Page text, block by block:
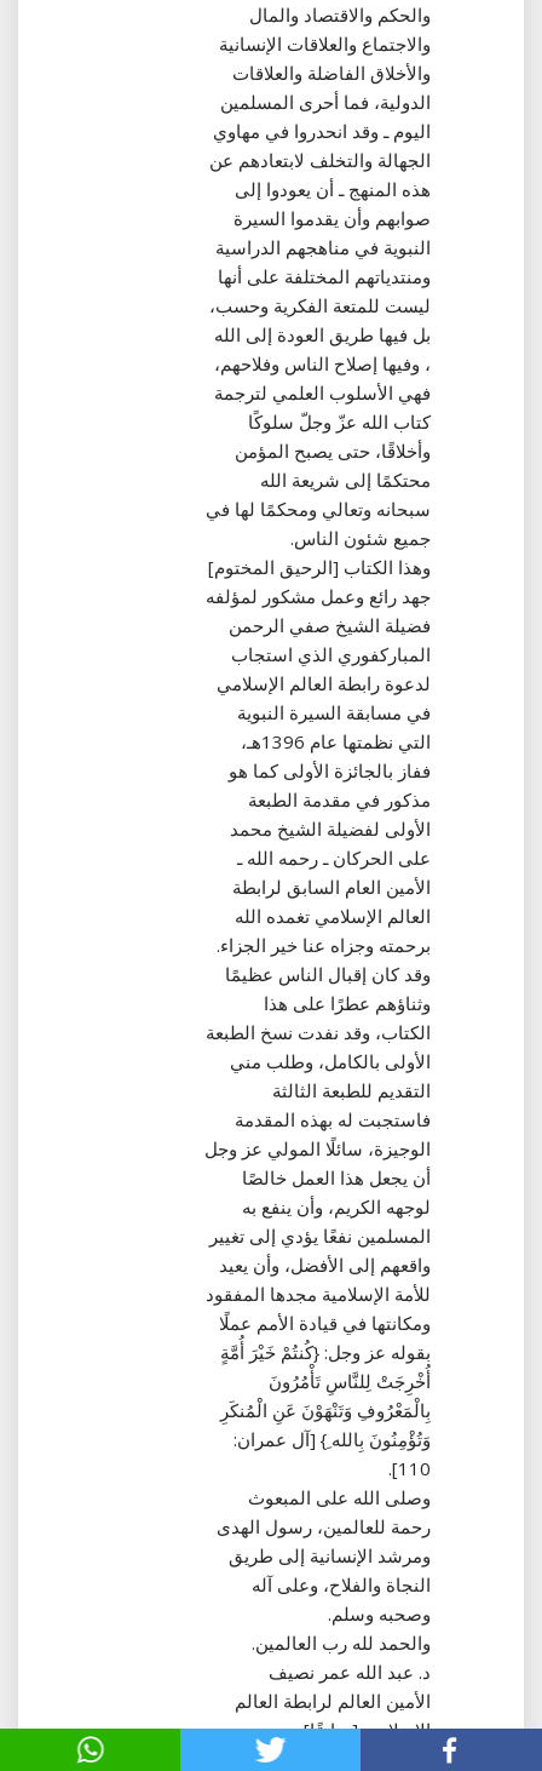
والحكم والاقتصاد والمال
والاجتماع والعلاقات الإنسانية
والأخلاق الفاضلة والعلاقات
الدولية، فما أحرى المسلمين
اليوم ـ وقد انحدروا في مهاوي
الجهالة والتخلف لابتعادهم عن
هذه المنهج ـ أن يعودوا إلى
صوابهم وأن يقدموا السيرة
النبوية في مناهجهم الدراسية
ومنتدياتهم المختلفة على أنها
ليست للمتعة الفكرية وحسب،
بل فيها طريق العودة إلى الله
، وفيها إصلاح الناس وفلاحهم،
فهي الأسلوب العلمي لترجمة
كتاب الله عزّ وجلّ سلوكًا
وأخلاقًا، حتى يصبح المؤمن
محتكمًا إلى شريعة الله
سبحانه وتعالي ومحكمًا لها في
جميع شئون الناس‏.‏
وهذا الكتاب ‏[‏الرحيق المختوم‏]‏
جهد رائع وعمل مشكور لمؤلفه
فضيلة الشيخ صفي الرحمن
المباركفوري الذي استجاب
لدعوة رابطة العالم الإسلامي
في مسابقة السيرة النبوية
التي نظمتها عام 1396هـ،
ففاز بالجائزة الأولى كما هو
مذكور في مقدمة الطبعة
الأولى لفضيلة الشيخ محمد
على الحركان ـ رحمه الله ـ
الأمين العام السابق لرابطة
العالم الإسلامي تغمده الله
برحمته وجزاه عنا خير الجزاء‏.‏
وقد كان إقبال الناس عظيمًا
وثناؤهم عطرًا على هذا
الكتاب، وقد نفدت نسخ الطبعة
الأولى بالكامل، وطلب مني
التقديم للطبعة الثالثة
فاستجبت له بهذه المقدمة
الوجيزة، سائلًا المولي عز وجل
أن يجعل هذا العمل خالصًا
لوجهه الكريم، وأن ينفع به
المسلمين نفعًا يؤدي إلى تغيير
واقعهم إلى الأفضل، وأن يعيد
للأمة الإسلامية مجدها المفقود
ومكانتها في قيادة الأمم عملًا
بقوله عز وجل‏:‏ ‏{‏كُنتُمْ خَيْرَ أُمَّةٍ
أُخْرِجَتْ لِلنَّاسِ تَأْمُرُونَ
بِالْمَعْرُوفِ وَتَنْهَوْنَ عَنِ الْمُنكَرِ
وَتُؤْمِنُونَ بِالله ِ‏}‏ ‏[‏آل عمران‏:‏
110‏]‏‏.‏
وصلى الله على المبعوث
رحمة للعالمين، رسول الهدى
ومرشد الإنسانية إلى طريق
النجاة والفلاح، وعلى آله
وصحبه وسلم‏.‏
والحمد لله رب العالمين‏.‏
د‏.‏ عبد الله عمر نصيف
الأمين العالم لرابطة العالم
الإسلامي ‏[‏سابقًا‏]‏
نائب الرئيس لمجلس الشوري